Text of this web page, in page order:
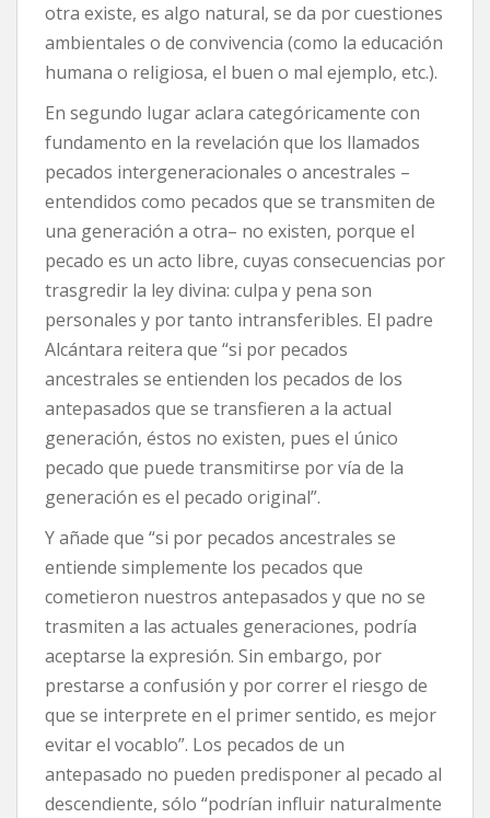
otra existe, es algo natural, se da por cuestiones
ambientales o de convivencia (como la educación
humana o religiosa, el buen o mal ejemplo, etc.).
En segundo lugar aclara categóricamente con
fundamento en la revelación que los llamados
pecados intergeneracionales o ancestrales –
entendidos como pecados que se transmiten de
una generación a otra– no existen, porque el
pecado es un acto libre, cuyas consecuencias por
trasgredir la ley divina: culpa y pena son
personales y por tanto intransferibles. El padre
Alcántara reitera que “si por pecados
ancestrales se entienden los pecados de los
antepasados que se transfieren a la actual
generación, éstos no existen, pues el único
pecado que puede transmitirse por vía de la
generación es el pecado original”.
Y añade que “si por pecados ancestrales se
entiende simplemente los pecados que
cometieron nuestros antepasados y que no se
trasmiten a las actuales generaciones, podría
aceptarse la expresión. Sin embargo, por
prestarse a confusión y por correr el riesgo de
que se interprete en el primer sentido, es mejor
evitar el vocablo”. Los pecados de un
antepasado no pueden predisponer al pecado al
descendiente, sólo “podrían influir naturalmente